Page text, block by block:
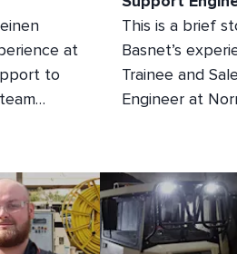
at
to
This is a brief
Basnet’s
Trainee and
Engineer at